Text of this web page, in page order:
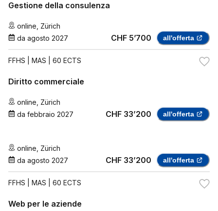
Gestione della consulenza
online Zürich
da agosto 2027 CHF 5’700 all'offerta
FFHS | MAS | 60 ECTS
Diritto commerciale
online Zürich
da febbraio 2027 CHF 33’200 all'offerta
online Zürich
da agosto 2027 CHF 33’200 all'offerta
FFHS | MAS | 60 ECTS
Web per le aziende